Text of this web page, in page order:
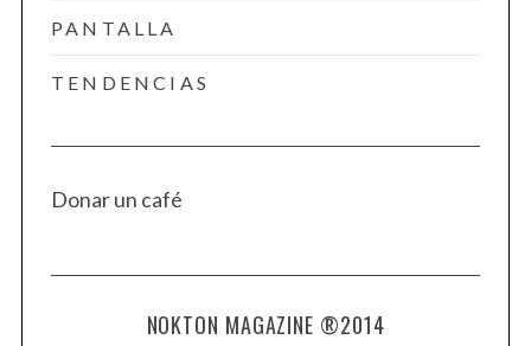
PANTALLA
TENDENCIAS
Donar un café
NOKTON MAGAZINE ®2014